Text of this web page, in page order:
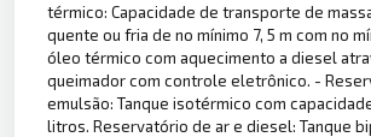
térmico: Capacidade de transporte de
quente ou fria de no mínimo 7, 5 m com no
óleo térmico com aquecimento a diesel
queimador com controle eletrônico. -
emulsão: Tanque isotérmico com
litros. Reservatório de ar e diesel: Tanque